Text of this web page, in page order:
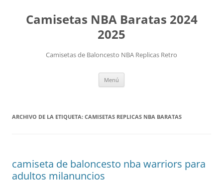
Camisetas NBA Baratas 2024
2025
Camisetas de Baloncesto NBA Replicas Retro
Menú
ARCHIVO DE LA ETIQUETA: CAMISETAS REPLICAS NBA BARATAS
camiseta de baloncesto nba warriors para
adultos milanuncios